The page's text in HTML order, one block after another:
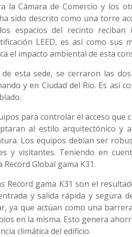
la Cámara de Comercio y los
sido descrito como una torre
espacios del recinto
LEED, es así como sus
el impacto ambiental de esta
esta sede, se cerraron las
y en Ciudad del Río. Es así
para controlar el acceso
al estilo arquitectónico y
Los equipos debían ser
y visitantes. Teniendo en
Record Global gama K31.
Record gama K31 son el
y salida rápida y segura
ya que actúan como una
en la misma. Esto genera
climática del edificio.